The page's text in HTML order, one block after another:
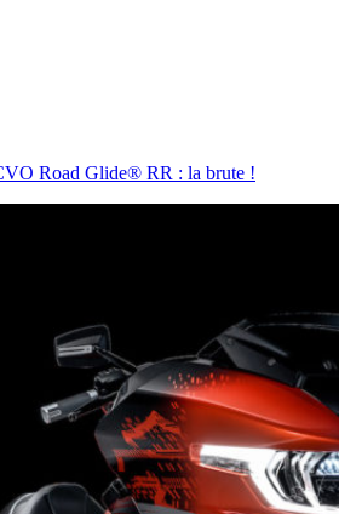
Road Glide® RR : la brute !